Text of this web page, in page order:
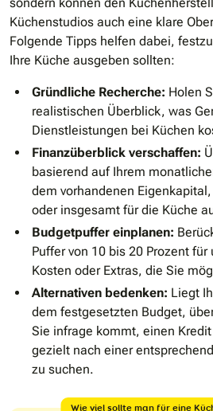
Küchenstudios auch eine klare
Folgende Tipps helfen dabei,
Ihre Küche ausgeben sollten:
Gründliche Recherche: Holen
realistischen Überblick, was
Dienstleistungen bei Küchen
Finanzüberblick verschaffen:
basierend auf Ihrem
dem vorhandenen
oder insgesamt für die Küche
Budgetpuffer einplanen:
Puffer von 10 bis 20 Prozent für
Kosten oder Extras, die Sie
Alternativen bedenken: Liegt
dem festgesetzten Budget,
Sie infrage kommt, einen
gezielt nach einer
zu suchen.
Wie viel sollte man für eine